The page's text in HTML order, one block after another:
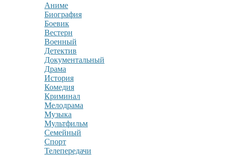
Аниме
Биография
Боевик
Вестерн
Военный
Детектив
Документальный
Драма
История
Комедия
Криминал
Мелодрама
Музыка
Мультфильм
Семейный
Спорт
Телепередачи